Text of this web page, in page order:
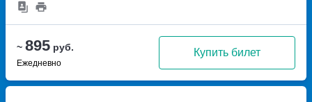
~ 895 руб.
Ежедневно
Купить билет